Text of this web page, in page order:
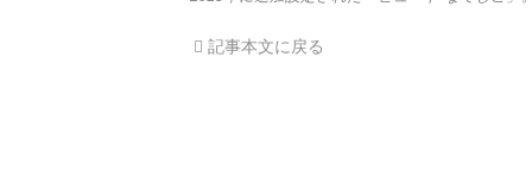
記事本文に戻る